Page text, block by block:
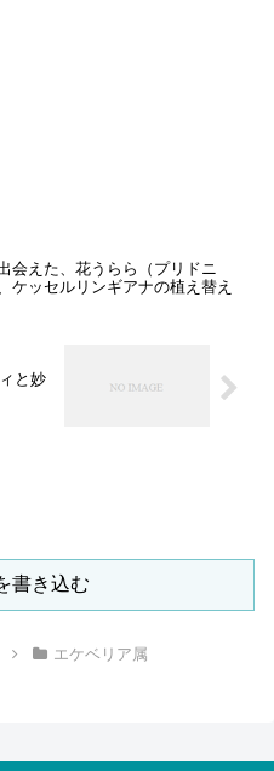
会えた、花うらら（プリドニ
ケッセルリンギアナの植え替え
と妙
書き込む
エケベリア属